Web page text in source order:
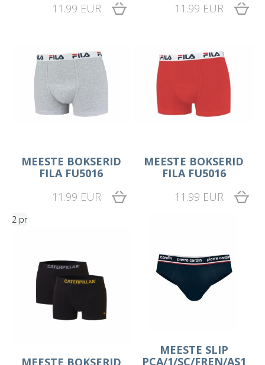
11.99 EUR
11.99 EUR
MEESTE BOKSERID
FILA FU5016
11.99 EUR
MEESTE BOKSERID
FILA FU5016
11.99 EUR
2 pr
MEESTE BOKSERID
MEESTE SLIP
PCA/1/SC/FREN/AS1